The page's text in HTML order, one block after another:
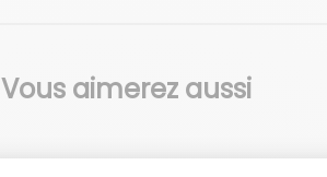
Vous aimerez aussi